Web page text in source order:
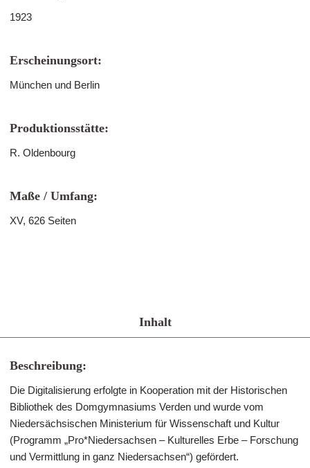
1923
Erscheinungsort:
München und Berlin
Produktionsstätte:
R. Oldenbourg
Maße / Umfang:
XV, 626 Seiten
Inhalt
Beschreibung:
Die Digitalisierung erfolgte in Kooperation mit der Historischen
Bibliothek des Domgymnasiums Verden und wurde vom
Niedersächsischen Ministerium für Wissenschaft und Kultur
(Programm „Pro*Niedersachsen – Kulturelles Erbe – Forschung
und Vermittlung in ganz Niedersachsen“) gefördert.